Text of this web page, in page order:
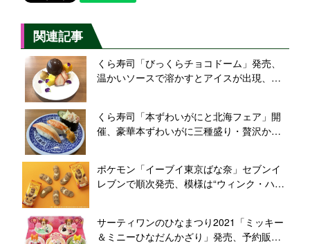
関連記事
くら寿司「びっくらチョコドーム」発売、
温かいソースで溶かすとアイスが出現、イ
くら寿司「本ずわいがにと北海フェア」開
催、豪華本ずわいがに三種盛り・贅沢かに
ポケモン「イーブイ東京ばな奈」セブンイ
レブンで順次発売、模様は“ウィンク・ハロ
サーティワンのひなまつり2021「ミッキー
＆ミニーひなだんかざり」発売、予約販売